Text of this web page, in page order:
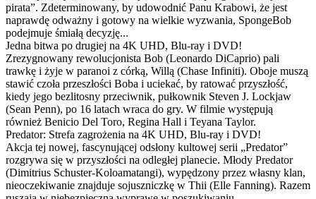
pirata”. Zdeterminowany, by udowodnić Panu Krabowi, że jest
naprawdę odważny i gotowy na wielkie wyzwania, SpongeBob
podejmuje śmiałą decyzję...
Jedna bitwa po drugiej na 4K UHD, Blu-ray i DVD!
Zrezygnowany rewolucjonista Bob (Leonardo DiCaprio) pali
trawkę i żyje w paranoi z córką, Willą (Chase Infiniti). Oboje muszą
stawić czoła przeszłości Boba i uciekać, by ratować przyszłość,
kiedy jego bezlitosny przeciwnik, pułkownik Steven J. Lockjaw
(Sean Penn), po 16 latach wraca do gry. W filmie występują
również Benicio Del Toro, Regina Hall i Teyana Taylor.
Predator: Strefa zagrożenia na 4K UHD, Blu-ray i DVD!
Akcja tej nowej, fascynującej odsłony kultowej serii „Predator”
rozgrywa się w przyszłości na odległej planecie. Młody Predator
(Dimitrius Schuster-Koloamatangi), wypędzony przez własny klan,
nieoczekiwanie znajduje sojuszniczkę w Thii (Elle Fanning). Razem